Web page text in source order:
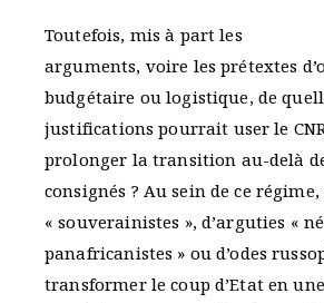
Toutefois, mis à part les
arguments, voire les prétextes
budgétaire ou logistique, de
justifications pourrait user le
prolonger la transition au-delà
consignés ? Au sein de ce
« souverainistes », d’arguties «
panafricanistes » ou d’odes
transformer le coup d’Etat en